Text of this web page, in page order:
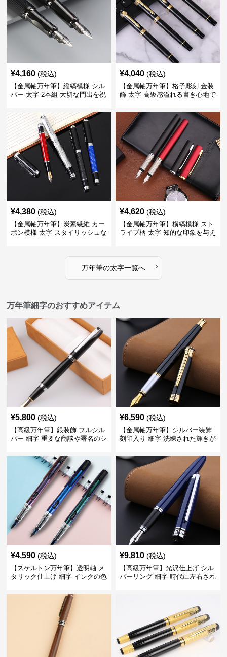
¥4,160 (税込)
【金属軸万年筆】縦縞模様 シル
バー 太字 2本組 大切な門出を祝
ト
¥4,040 (税込)
【金属軸万年筆】格子彫刻 金装
飾 太字 高級感溢れる書き心地で
¥4,380 (税込)
【金属軸万年筆】炭素繊維 カー
ボン模様 太字 スタイリッシュな
¥4,620 (税込)
【金属軸万年筆】横縞模様 スト
ライプ柄 太字 知的な印象を与え
万年筆の太字一覧へ ›
万年筆細字のおすすめアイテム
¥5,800 (税込)
【高級万年筆】銀装飾 フルシル
バー 細字 重要な商談や署名のシ
てくれる
¥6,590 (税込)
【金属軸万年筆】シルバー装飾
刻印入り 細字 洗練された輝きが
¥4,590 (税込)
【スケルトン万年筆】透明軸 メ
タリック仕上げ 細字 インクの色
する
¥9,810 (税込)
【高級万年筆】光沢仕上げ シル
バーリング 細字 時代に左右され